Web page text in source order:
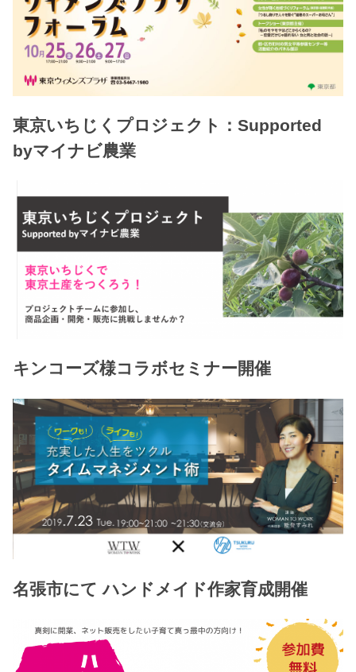
東京いちじくプロジェクト：Supported
byマイナビ農業
キンコーズ様コラボセミナー開催
名張市にて ハンドメイド作家育成開催